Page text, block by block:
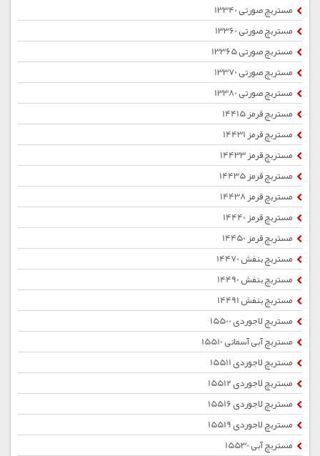
مستربچ صورتی 13340
مستربچ صورتی 13360
مستربچ صورتی 13365
مستربچ صورتی 13370
مستربچ صورتی 13380
مستربچ قرمز 14415
مستربچ قرمز 14431
مستربچ قرمز 14433
مستربچ قرمز 14435
مستربچ قرمز 14438
مستربچ قرمز 14440
مستربچ قرمز 14450
مستربچ بنفش 14470
مستربچ بنفش 14490
مستربچ بنفش 14491
مستربچ لاجوردی 15500
مستربچ آبی آسمانی 15510
مستربچ لاجوردی 15511
مستربچ لاجوردی 15512
مستربچ لاجوردی 15516
مستربچ لاجوردی 15519
مستربچ آبی 15530